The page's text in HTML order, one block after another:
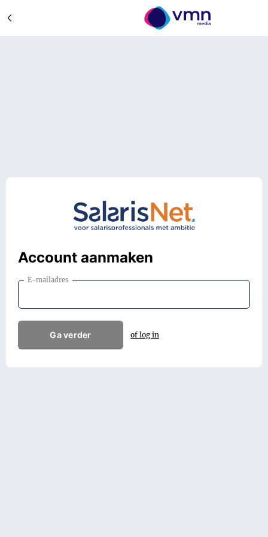
Account aanmaken
E-mailadres
Ga verder of log in